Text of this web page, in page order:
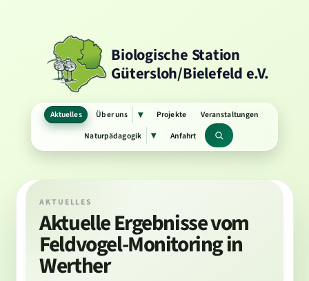
Biologische Station
Gütersloh/Bielefeld e.V.
Aktuelles Über uns ▾Untermenü
öffnen
Projekte
Veranstaltungen
Naturpädagogik
▾Untermenü
öffnen
Anfahrt Suchbegriff
AKTUELLES
Aktuelle Ergebnisse vom
Feldvogel-Monitoring in
Werther